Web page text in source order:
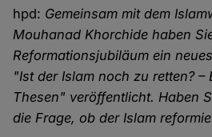
hpd: Gemeinsam mit dem
Mouhanad Khorchide haben
Reformationsjubiläum ein
"Ist der Islam noch zu retten? –
Thesen" veröffentlicht. Haben
die Frage, ob der Islam